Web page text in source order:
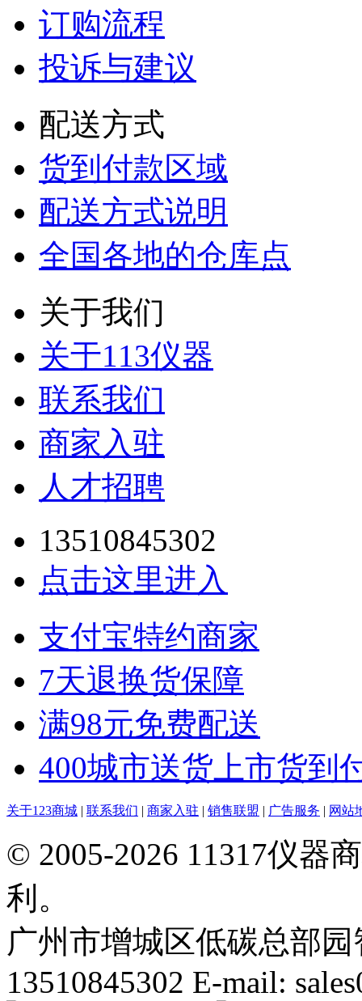
订购流程
投诉与建议
配送方式
货到付款区域
配送方式说明
全国各地的仓库点
关于我们
关于113仪器
联系我们
商家入驻
人才招聘
13510845302
点击这里进入
支付宝特约商家
7天退换货保障
满98元免费配送
400城市送货上市货到
关于123商城 | 联系我们 | 商家入驻 | 销售联盟 | 广告服务 | 网站
© 2005-2026 11317仪器
利。
广州市增城区低碳总部
13510845302 E-mail: